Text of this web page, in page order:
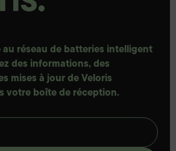
réseau de batteries intelligent
des informations, des
mises à jour de Veloris
votre boîte de réception.